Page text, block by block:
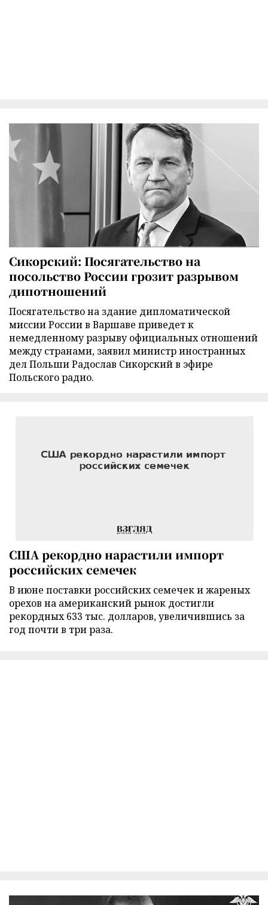
Сикорский: Посягательство на
посольство России грозит разрывом
дипотношений
Посягательство на здание дипломатической
миссии России в Варшаве приведет к
немедленному разрыву официальных отношений
между странами, заявил министр иностранных
дел Польши Радослав Сикорский в эфире
Польского радио.
США рекордно нарастили импорт
российских семечек
В июне поставки российских семечек и жареных
орехов на американский рынок достигли
рекордных 633 тыс. долларов, увеличившись за
год почти в три раза.